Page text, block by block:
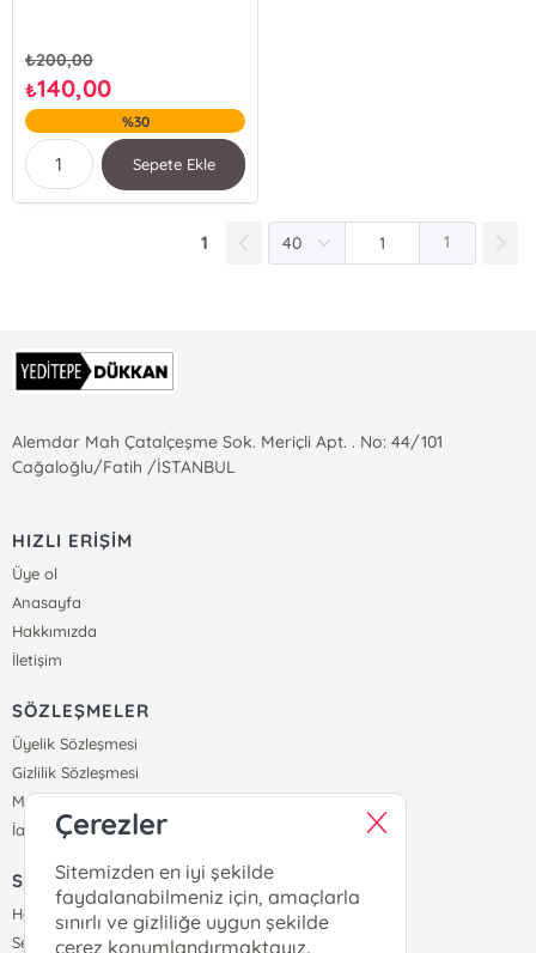
₺200,00
₺140,00
%30
Sepete Ekle
1 1
Alemdar Mah Çatalçeşme Sok. Meriçli Apt. . No: 44/101
Cağaloğlu/Fatih /İSTANBUL
HIZLI ERİŞİM
Üye ol
Anasayfa
Hakkımızda
İletişim
SÖZLEŞMELER
Üyelik Sözleşmesi
Gizlilik Sözleşmesi
Mesafeli Satış Sözleşmesi
İade ve Teslimat Koşulları
SİPARİŞ
Hesabım
Sepetim
Çerezler
Sitemizden en iyi şekilde
faydalanabilmeniz için, amaçlarla
sınırlı ve gizliliğe uygun şekilde
çerez konumlandırmaktayız.